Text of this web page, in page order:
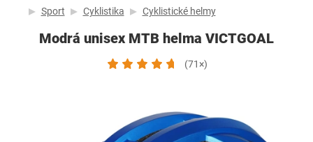
Sport Cyklistika Cyklistické helmy
Modrá unisex MTB helma VICTGOAL
(71×)